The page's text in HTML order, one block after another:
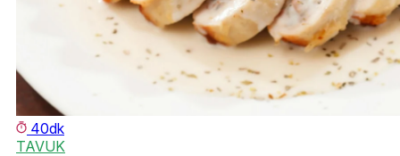
40dk
TAVUK